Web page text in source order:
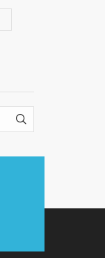
SEARCH